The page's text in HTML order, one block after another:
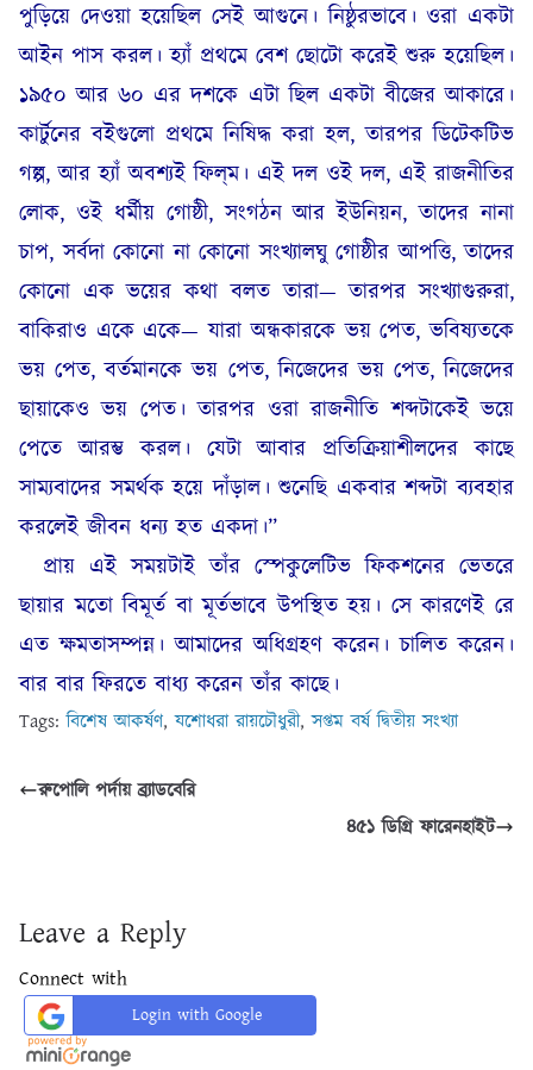
পুড়িয়ে দেওয়া হয়েছিল সেই আগুনে। নিষ্ঠুরভাবে। ওরা একটা
আইন পাস করল। হ্যাঁ প্রথমে বেশ ছোটো করেই শুরু হয়েছিল।
১৯৫০ আর ৬০ এর দশকে এটা ছিল একটা বীজের আকারে।
কার্টুনের বইগুলো প্রথমে নিষিদ্ধ করা হল, তারপর ডিটেকটিভ
গল্প, আর হ্যাঁ অবশ্যই ফিল্‌ম। এই দল ওই দল, এই রাজনীতির
লোক, ওই ধর্মীয় গোষ্ঠী, সংগঠন আর ইউনিয়ন, তাদের নানা
চাপ, সর্বদা কোনো না কোনো সংখ্যালঘু গোষ্ঠীর আপত্তি, তাদের
কোনো এক ভয়ের কথা বলত তারা— তারপর সংখ্যাগুরুরা,
বাকিরাও একে একে— যারা অন্ধকারকে ভয় পেত, ভবিষ্যতকে
ভয় পেত, বর্তমানকে ভয় পেত, নিজেদের ভয় পেত, নিজেদের
ছায়াকেও ভয় পেত। তারপর ওরা রাজনীতি শব্দটাকেই ভয়ে
পেতে আরম্ভ করল। যেটা আবার প্রতিক্রিয়াশীলদের কাছে
সাম্যবাদের সমর্থক হয়ে দাঁড়াল। শুনেছি একবার শব্দটা ব্যবহার
করলেই জীবন ধন্য হত একদা।”
প্রায় এই সময়টাই তাঁর স্পেকুলেটিভ ফিকশনের ভেতরে
ছায়ার মতো বিমূর্ত বা মূর্তভাবে উপস্থিত হয়। সে কারণেই রে
এত ক্ষমতাসম্পন্ন। আমাদের অধিগ্রহণ করেন। চালিত করেন।
বার বার ফিরতে বাধ্য করেন তাঁর কাছে।
Tags:বিশেষ আকর্ষণ,যশোধরা রায়চৌধুরী,সপ্তম বর্ষ দ্বিতীয় সংখ্যা
রুপোলি পর্দায় ব্র‍্যাডবেরি
৪৫১ ডিগ্রি ফারেনহাইট
Leave a Reply
Connect with
Login with Google